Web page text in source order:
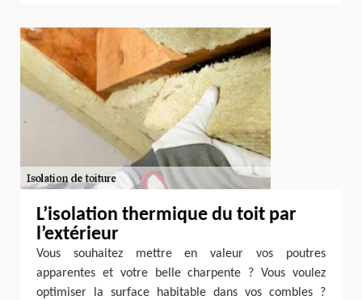
L’isolation thermique du toit par
l’extérieur
Vous souhaitez mettre en valeur vos poutres
apparentes et votre belle charpente ? Vous voulez
optimiser la surface habitable dans vos combles ?